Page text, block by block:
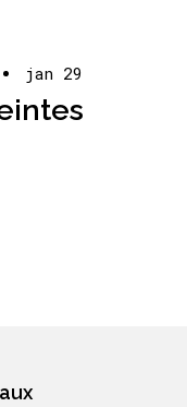
jan 29